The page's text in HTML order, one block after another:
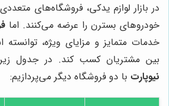
در بازار لوازم یدکی، فروشگاه‌های
خودروهای بسترن را عرضه می‌کنند. اما
خدمات متمایز و مزایای ویژه،
بین مشتریان کسب کند. در جدول
نیوپارت با دو فروشگاه دیگر می‌پردازیم: